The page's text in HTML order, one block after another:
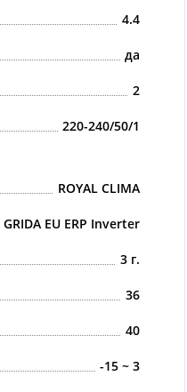
4.4
да
2
220-240/50/1
ROYAL CLIMA
GRIDA EU ERP Inverter
3 г.
36
40
-15 ~ 3